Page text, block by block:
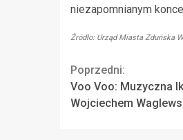
niezapomnianym
Źródło: Urząd Miasta Zduńska
Continue
Reading
Poprzedni:
Voo Voo: Muzyczna
Wojciechem